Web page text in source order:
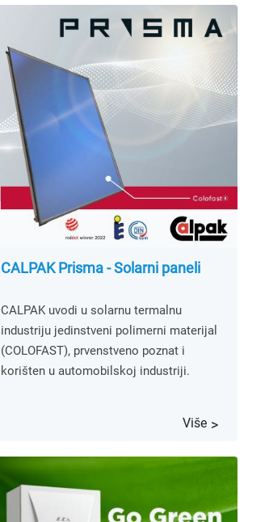
CALPAK Prisma - Solarni paneli
CALPAK uvodi u solarnu termalnu
industriju jedinstveni polimerni materijal
(COLOFAST), prvenstveno poznat i
korišten u automobilskoj industriji.
Više